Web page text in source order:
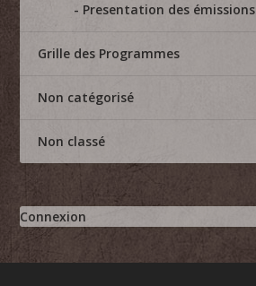
Presentation des émissions
Grille des Programmes
Non catégorisé
Non classé
Connexion